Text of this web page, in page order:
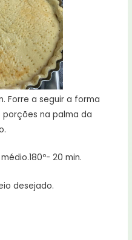
Forre a seguir a forma
na palma da
20 min.
desejado.